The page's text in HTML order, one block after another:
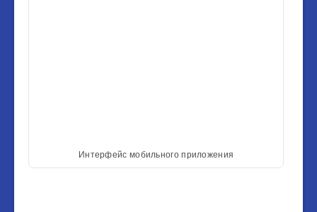
Интерфейс мобильного приложения